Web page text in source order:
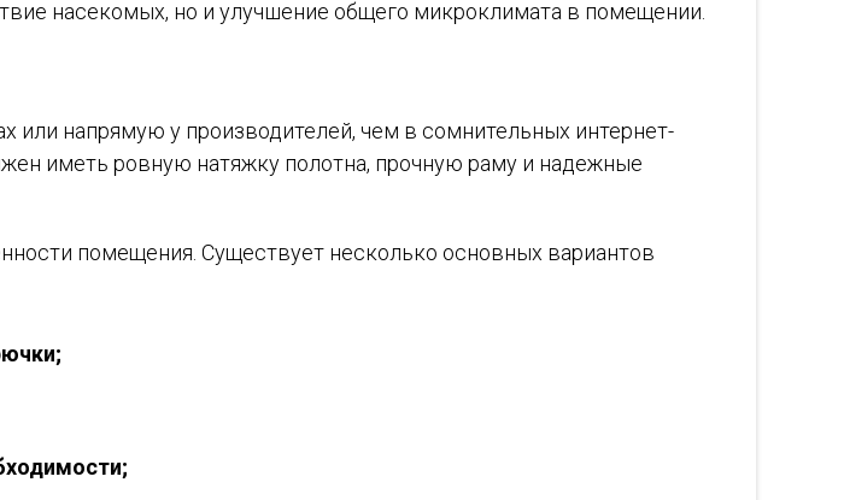
насекомых, но и улучшение общего микроклимата в помещении.
или напрямую у производителей, чем в сомнительных интернет-
иметь ровную натяжку полотна, прочную раму и надежные
помещения. Существует несколько основных вариантов